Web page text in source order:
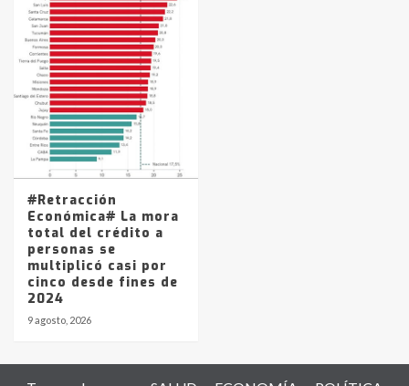
#Retracción
Económica# La mora
total del crédito a
personas se
multiplicó casi por
cinco desde fines de
2024
9 agosto, 2026